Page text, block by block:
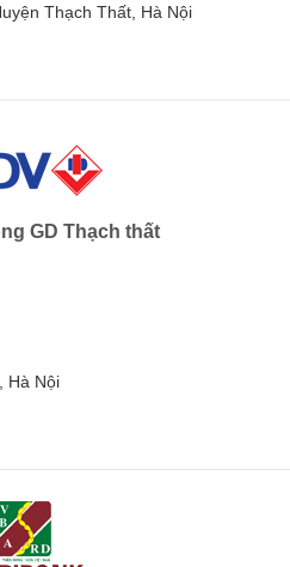
Thạch Thất, Hà Nội
GD Thạch thất
Hà Nội